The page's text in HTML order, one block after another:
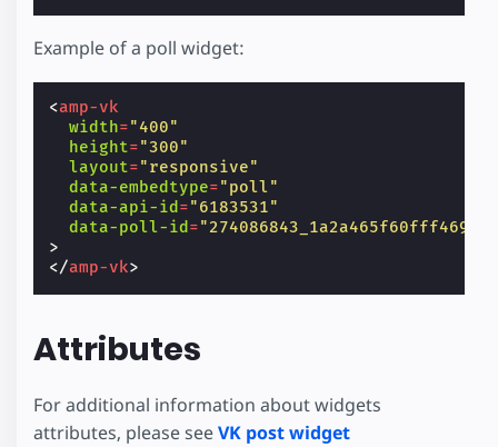
Example of a poll widget:
<amp-vk
width="400"
height="300"
layout="responsive"
data-embedtype="poll"
data-api-id ="6183531"
data-poll-id =
>
</amp-vk>
Attributes
For additional information about widgets
attributes, please seeVK post widget